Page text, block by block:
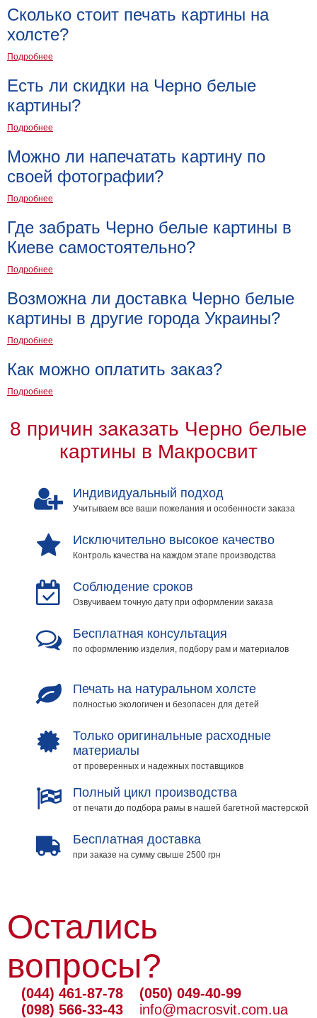
Сколько стоит печать картины на
холсте?
Подробнее
Есть ли скидки на Черно белые
картины?
Подробнее
Можно ли напечатать картину по
своей фотографии?
Подробнее
Где забрать Черно белые картины в
Киеве самостоятельно?
Подробнее
Возможна ли доставка Черно белые
картины в другие города Украины?
Подробнее
Как можно оплатить заказ?
Подробнее
8 причин заказать Черно белые
картины в Макросвит
Индивидуальный подход
Учитываем все ваши пожелания и особенности заказа
Исключительно высокое качество
Контроль качества на каждом этапе производства
Соблюдение сроков
Озвучиваем точную дату при оформлении заказа
Бесплатная консультация
по оформлению изделия, подбору рам и материалов
Печать на натуральном холсте
полностью экологичен и безопасен для детей
Только оригинальные расходные
материалы
от проверенных и надежных поставщиков
Полный цикл производства
от печати до подбора рамы в нашей багетной мастерской
Бесплатная доставка
при заказе на сумму свыше 2500 грн
Остались
вопросы?
(044) 461-87-78
(098) 566-33-43
(050) 049-40-99
info@macrosvit.com.ua